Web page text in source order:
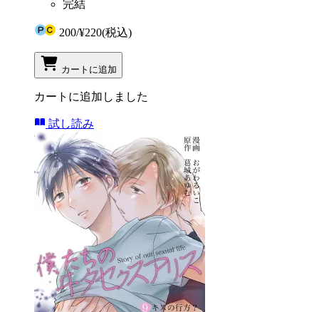
完結
200/¥220(税込)
カートに追加
カートに追加しました
試し読み